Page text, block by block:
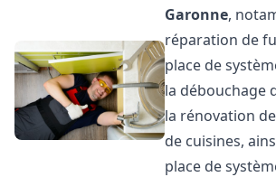
Garonne,
réparation de
place de
la débouchage
la rénovation
de cuisines,
place de